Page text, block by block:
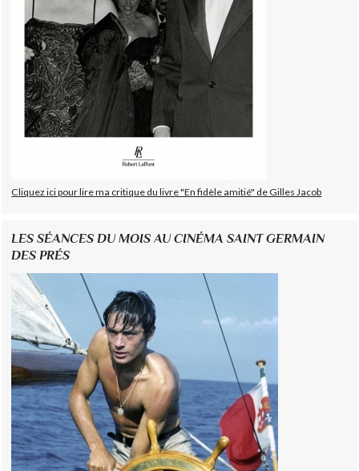
Cliquez ici pour lire ma critique du livre "En fidèle amitié" de Gilles Jacob
LES SÉANCES DU MOIS AU CINÉMA SAINT GERMAIN
DES PRÉS